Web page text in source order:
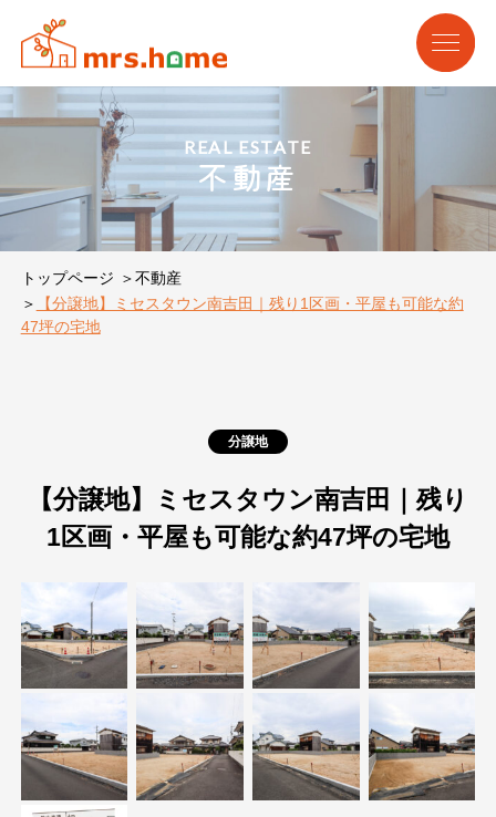
REAL ESTATE
不動産
トップページ
不動産
【分譲地】ミセスタウン南吉田｜残り1区画・平屋も可能な約
47坪の宅地
分譲地
【分譲地】ミセスタウン南吉田｜残り
1区画・平屋も可能な約47坪の宅地